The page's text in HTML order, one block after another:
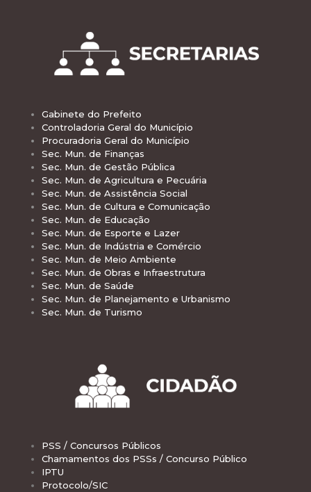
Gabinete do Prefeito
Controladoria Geral do Município
Procuradoria Geral do Município
Sec. Mun. de Finanças
Sec. Mun. de Gestão Pública
Sec. Mun. de Agricultura e Pecuária
Sec. Mun. de Assistência Social
Sec. Mun. de Cultura e Comunicação
Sec. Mun. de Educação
Sec. Mun. de Esporte e Lazer
Sec. Mun. de Indústria e Comércio
Sec. Mun. de Meio Ambiente
Sec. Mun. de Obras e Infraestrutura
Sec. Mun. de Saúde
Sec. Mun. de Planejamento e Urbanismo
Sec. Mun. de Turismo
PSS / Concursos Públicos
Chamamentos dos PSSs / Concurso Público
IPTU
Protocolo/SIC